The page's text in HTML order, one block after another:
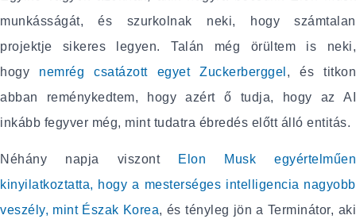
munkásságát, és szurkolnak neki, hogy számtalan
projektje sikeres legyen. Talán még örültem is neki,
hogy nemrég csatázott egyet Zuckerberggel , és titkon
abban reménykedtem, hogy azért ő tudja, hogy az AI
inkább fegyver még, mint tudatra ébredés előtt álló entitás.
Néhány napja viszont
Elon Musk egyértelműen
kinyilatkoztatta, hogy a mesterséges intelligencia nagyobb
veszély, mint Észak Korea, és tényleg jön a Terminátor, aki